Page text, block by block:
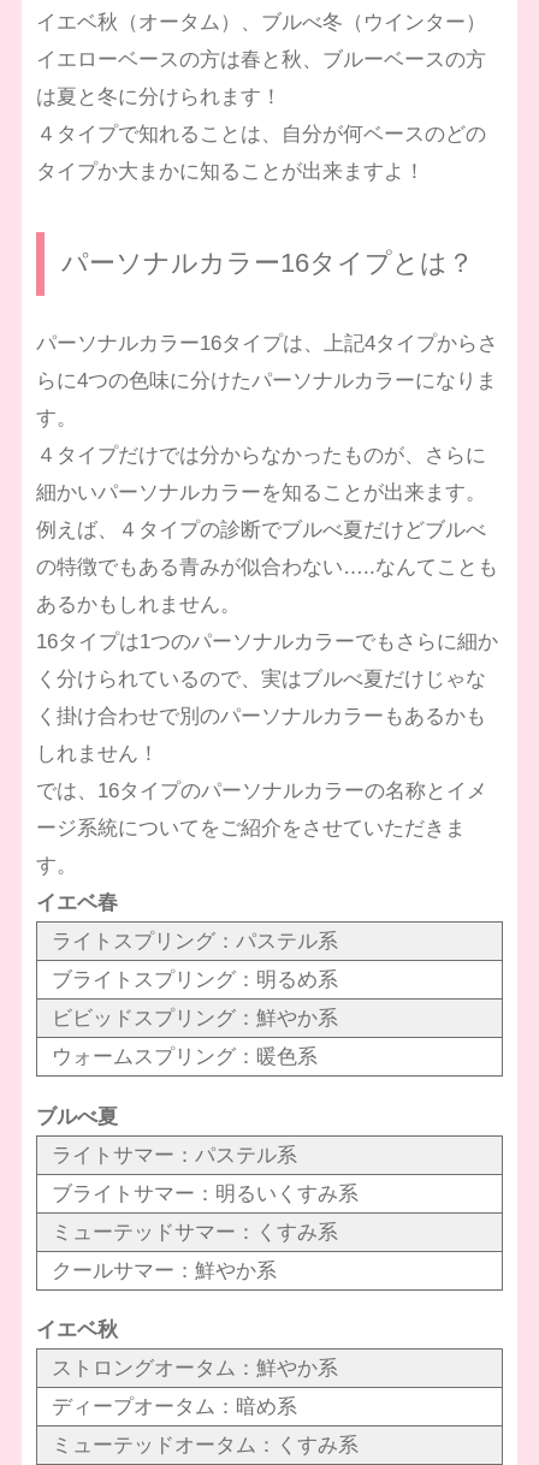
イエベ秋（オータム）、ブルべ冬（ウインター）
イエローベースの方は春と秋、ブルーベースの方
は夏と冬に分けられます！
４タイプで知れることは、自分が何ベースのどの
タイプか大まかに知ることが出来ますよ！
パーソナルカラー16タイプとは？
パーソナルカラー16タイプは、上記4タイプからさ
らに4つの色味に分けたパーソナルカラーになりま
す。
４タイプだけでは分からなかったものが、さらに
細かいパーソナルカラーを知ることが出来ます。
例えば、４タイプの診断でブルべ夏だけどブルべ
の特徴でもある青みが似合わない…..なんてことも
あるかもしれません。
16タイプは1つのパーソナルカラーでもさらに細か
く分けられているので、実はブルべ夏だけじゃな
く掛け合わせで別のパーソナルカラーもあるかも
しれません！
では、16タイプのパーソナルカラーの名称とイメ
ージ系統についてをご紹介をさせていただきま
す。
イエベ春
ライトスプリング：パステル系
ブライトスプリング：明るめ系
ビビッドスプリング：鮮やか系
ウォームスプリング：暖色系
ブルべ夏
ライトサマー：パステル系
ブライトサマー：明るいくすみ系
ミューテッドサマー：くすみ系
クールサマー：鮮やか系
イエベ秋
ストロングオータム：鮮やか系
ディープオータム：暗め系
ミューテッドオータム：くすみ系